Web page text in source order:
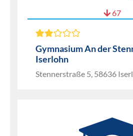
67
Gymnasium An der
Iserlohn
Stennerstraße 5, 58636